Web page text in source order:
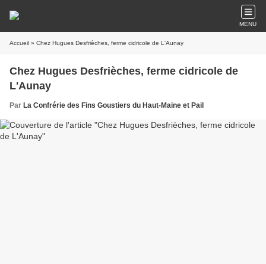
MENU
Accueil » Chez Hugues Desfrièches, ferme cidricole de L'Aunay
Chez Hugues Desfrièches, ferme cidricole de
L'Aunay
Par La Confrérie des Fins Goustiers du Haut-Maine et Pail